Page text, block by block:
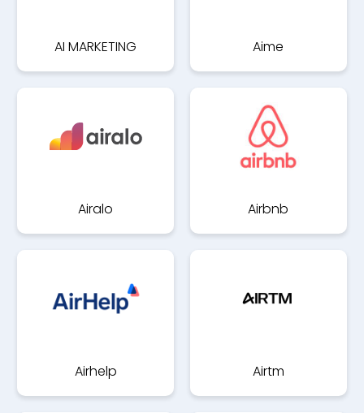
AI MARKETING Aime
Airalo Airbnb
Airhelp Airtm